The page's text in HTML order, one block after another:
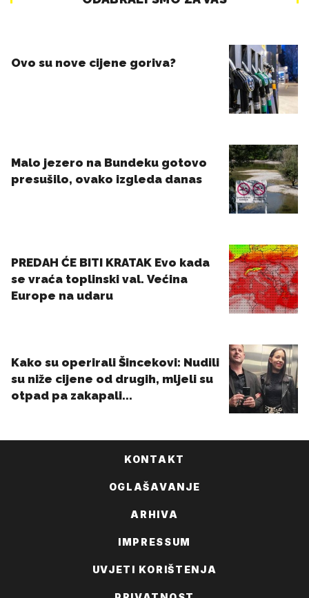
KONTAKT
OGLAŠAVANJE
ARHIVA
IMPRESSUM
UVJETI KORIŠTENJA